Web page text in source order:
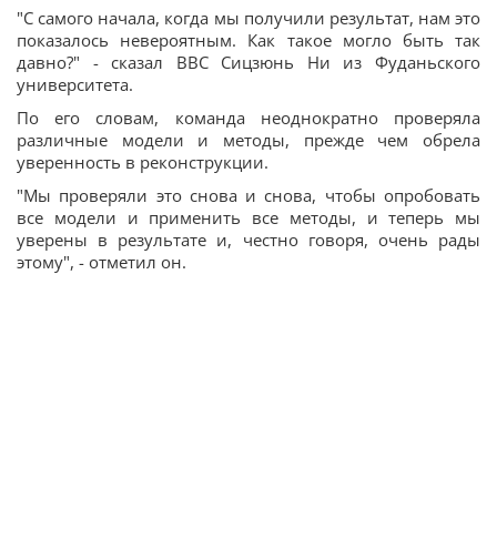
"С самого начала, когда мы получили результат, нам это
показалось невероятным. Как такое могло быть так
давно?" - сказал BBC Сицзюнь Ни из Фуданьского
университета.
По его словам, команда неоднократно проверяла
различные модели и методы, прежде чем обрела
уверенность в реконструкции.
"Мы проверяли это снова и снова, чтобы опробовать
все модели и применить все методы, и теперь мы
уверены в результате и, честно говоря, очень рады
этому", - отметил он.